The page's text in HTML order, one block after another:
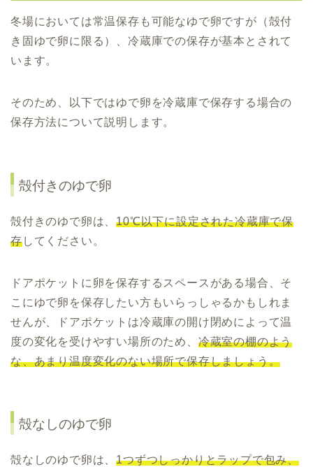
冬場においては常温保存も可能なゆで卵ですが（殻付
き固ゆで卵に限る）、冷蔵庫での保存が基本とされて
います。
そのため、以下ではゆで卵を冷蔵庫で保存する場合の
保存方法について説明します。
殻付きのゆで卵
殻付きのゆで卵は、10℃以下に設定された冷蔵庫で保
存してください。
ドアポケットに卵を保存するスペースがある場合、そ
こにゆで卵を保存したい方もいらっしゃるかもしれま
せんが、ドアポケットは冷蔵庫の開け閉めによって温
度の変化を受けやすい場所のため、 冷蔵室の棚のよう
な、あまり温度変化のない場所で保存しましょう。
殻なしのゆで卵
殻なしのゆで卵は、1つずつしっかりとラップで包み、